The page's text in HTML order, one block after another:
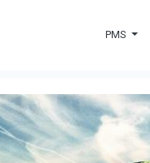
PMS